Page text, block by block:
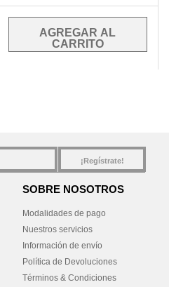
¡Regístrate!
SOBRE NOSOTROS
Modalidades de pago
Nuestros servicios
Información de envío
Política de Devoluciones
Términos & Condiciones